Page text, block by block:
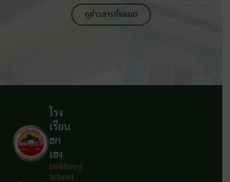
ดูข่าวสารทั้งหมด
โรง
เรียน
ฮก
เฮง
Hokheng
School